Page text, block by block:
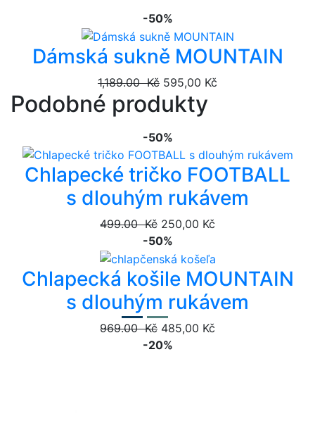
-50%
Dámská sukně MOUNTAIN
1,189.00 Kč 595,00 Kč
Podobné produkty
-50%
Chlapecké tričko FOOTBALL
s dlouhým rukávem
499.00 Kč 250,00 Kč
-50%
Chlapecká košile MOUNTAIN
s dlouhým rukávem
969.00 Kč 485,00 Kč
-20%